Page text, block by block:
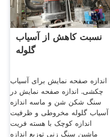
نسبت کاهش از آسیاب
گلوله
اندازه صفحه نمایش برای آسیاب
چکشی. اندازه صفحه نمایش در
سنگ شکن شن و ماسه اندازه
آسیاب گلوله مخروطی و ظرفیت
اندازه کوچک با هسته فریت
ماشین سنگ زنی توزیع اندازه